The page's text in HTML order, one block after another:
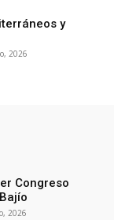
y
2026
Congreso
2026